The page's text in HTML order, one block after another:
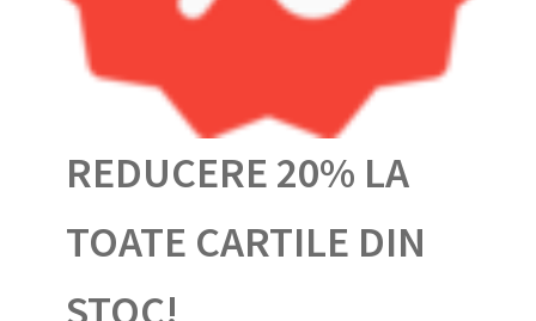
REDUCERE 20% LA
TOATE CARTILE DIN